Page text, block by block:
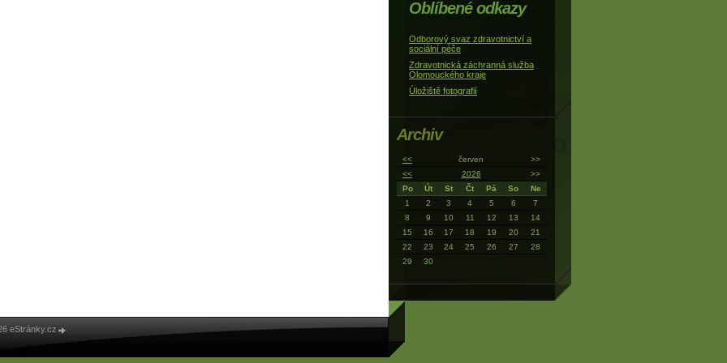
Oblíbené odkazy
Odborový svaz zdravotnictví a
sociální péče
Zdravotnická záchranná služba
Olomouckého kraje
Úložiště fotografií
Archiv
<< červen
>>
<<
2026
>>
Po
Út St Čt Pá So
Ne
1
2 3 4 5 6
7
8
9 10 11 12 13
14
15
16 17 18 19 20
21
22
23 24 25 26 27
28
29
30
eStránky.cz